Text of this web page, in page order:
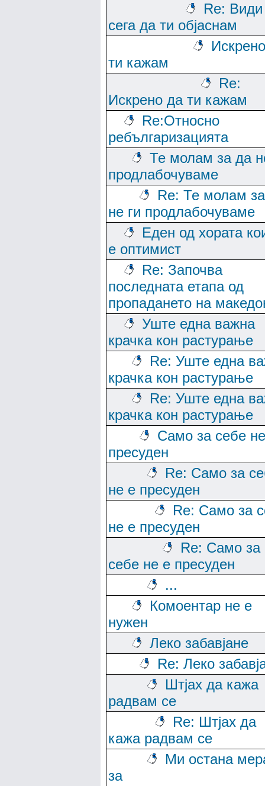
Re: Види
сега да ти објаснам
ти кажам
Re:
Искрено да ти кажам
Re:Относно
ребългаризацията
Те молам за да
продлабочуваме
Re: Те молам
не ги продлабочуваме
Еден од хората
е оптимист
Re: Започва
последната етапа од
пропадането на
Уште една важна
крачка кон растурање
Re: Уште една
крачка кон растурање
Re: Уште една
крачка кон растурање
Само за себе
пресуден
Re: Само за
не е пресуден
Re: Само за
не е пресуден
Re: Само за
себе не е пресуден
...
Комоентар не е
нужен
Леко забавјане
Re: Леко
Штјах да кажа
радвам се
Re: Штјах да
кажа радвам се
Ми остана
за